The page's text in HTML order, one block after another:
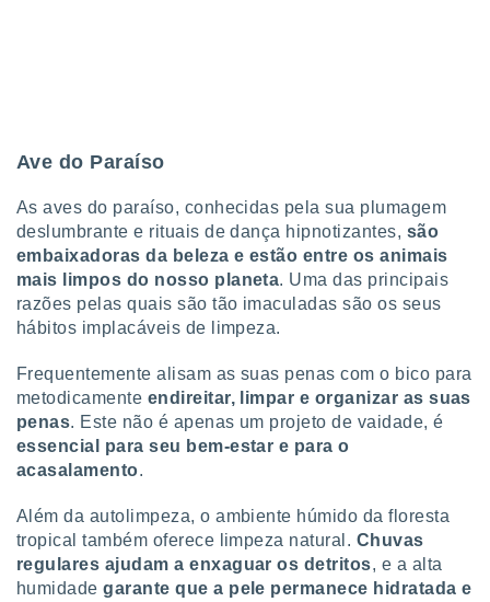
Ave do Paraíso
As aves do paraíso, conhecidas pela sua plumagem
deslumbrante e rituais de dança hipnotizantes, são
embaixadoras da beleza e estão entre os animais
mais limpos do nosso planeta. Uma das principais
razões pelas quais são tão imaculadas são os seus
hábitos implacáveis de limpeza.
Frequentemente alisam as suas penas com o bico para
metodicamente endireitar, limpar e organizar as suas
penas. Este não é apenas um projeto de vaidade, é
essencial para seu bem-estar e para o
acasalamento.
Além da autolimpeza, o ambiente húmido da floresta
tropical também oferece limpeza natural. Chuvas
regulares ajudam a enxaguar os detritos, e a alta
humidadegarante que a pele permanece hidratada e